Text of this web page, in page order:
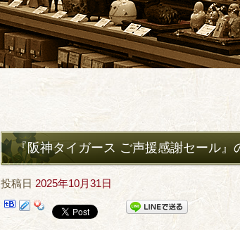
『阪神タイガース ご声援感謝セール』
投稿日 2025年10月31日